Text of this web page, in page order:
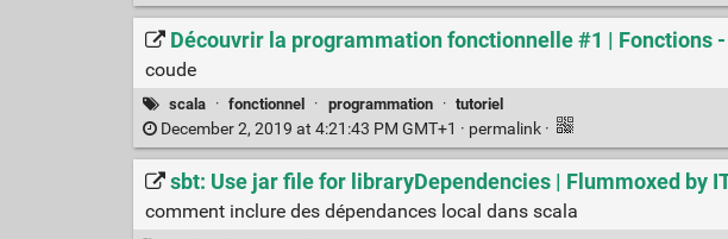
Découvrir la programmation fonctionnelle #1 | Fonctions
coude
scala · fonctionnel · programmation · tutoriel
December 2, 2019 at 4:21:43 PM GMT+1 · permalink ·
sbt: Use jar file for libraryDependencies | Flummoxed by
comment inclure des dépendances local dans scala